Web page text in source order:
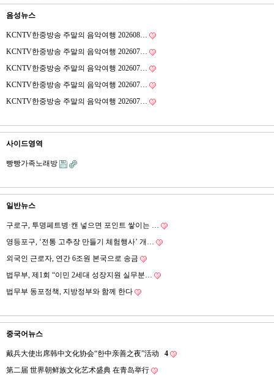
음성뉴스
KCNTV한중방송 주말의 음악여행 202608…
KCNTV한중방송 주말의 음악여행 202607…
KCNTV한중방송 주말의 음악여행 202607…
KCNTV한중방송 주말의 음악여행 202607…
KCNTV한중방송 주말의 음악여행 202607…
사이드영역
빵빵가족노래방
일반뉴스
구로구, 투명페트병·캔 넣으면 포인트 쌓이는 …
영등포구, ‘전통 고추장 만들기 체험행사’ 개…
외국인 근로자, 연간 6조원 본국으로 송금
법무부, 제1회 “이민 2세대 성장지원 실무분…
법무부 동포정책, 지방정부와 함께 한다
중국어뉴스
戴兵大使出席韩中文化协会“한中亲善之夜”活动
4
第二届 世界朝鲜族文化艺术盛典 在青岛举行